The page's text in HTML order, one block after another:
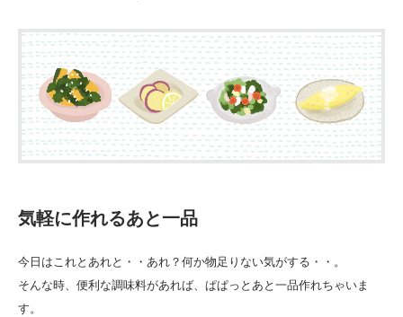
気軽に作れるあと一品
今日はこれとあれと・・あれ？何か物足りない気がする・・。
そんな時、便利な調味料があれば、ぱぱっとあと一品作れちゃいま
す。